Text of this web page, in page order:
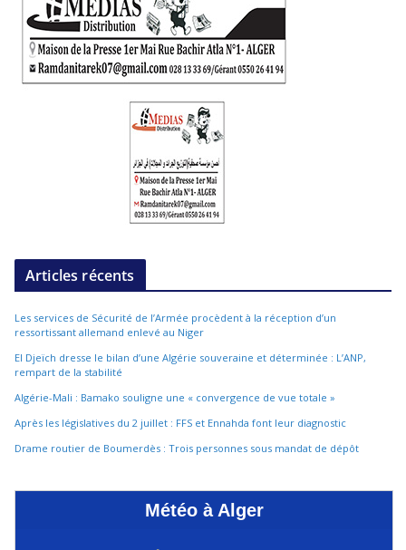
Articles récents
Les services de Sécurité de l’Armée procèdent à la réception d’un
ressortissant allemand enlevé au Niger
El Djeïch dresse le bilan d’une Algérie souveraine et déterminée : L’ANP,
rempart de la stabilité
Algérie-Mali : Bamako souligne une « convergence de vue totale »
Après les législatives du 2 juillet : FFS et Ennahda font leur diagnostic
Drame routier de Boumerdès : Trois personnes sous mandat de dépôt
Météo à Alger